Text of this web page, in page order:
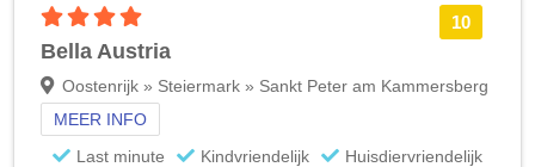
10
Bella Austria
Oostenrijk » Steiermark » Sankt Peter am Kammersberg
MEER INFO
Last minute
Kindvriendelijk Huisdiervriendelijk